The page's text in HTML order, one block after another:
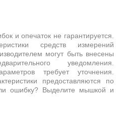
и опечаток не гарантируется.
средств измерений
могут быть внесены
уведомления.
требует уточнения.
предоставляются по
ошибку? Выделите мышкой и